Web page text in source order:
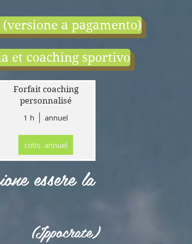
a pagamento)
et coaching sportivo
Forfait coaching
personnalisé
1 h
annuel
cotis. annuel
essere la
(Ippocrate)